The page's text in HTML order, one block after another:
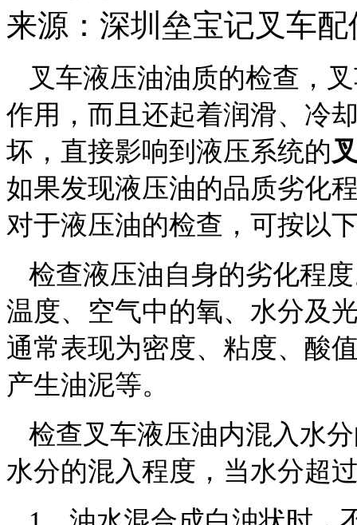
来源：深圳垒宝记叉车
叉车液压油油质的检查，
作用，而且还起着润滑、冷
坏，直接影响到液压系统的
如果发现液压油的品质劣化
对于液压油的检查，可按以
检查液压油自身的劣化程
温度、空气中的氧、水分及
通常表现为密度、粘度、酸
产生油泥等。
检查叉车液压油内混入水
水分的混入程度，当水分超